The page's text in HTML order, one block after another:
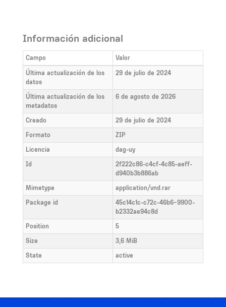
Información adicional
Campo
Valor
Última actualización de los
datos
29 de julio de 2024
Última actualización de los
metadatos
6 de agosto de 2026
Creado
29 de julio de 2024
Formato
ZIP
Licencia
dag-uy
Id
2f222c86-c4cf-4c85-aeff-
d940b3b886ab
Mimetype
application/vnd.rar
Package id
45c14c1c-c72c-46b6-9900-
b2332ae94c8d
Position
5
Size
3,6 MiB
State
active